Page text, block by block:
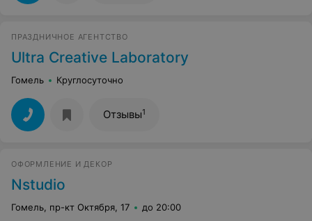
ПРАЗДНИЧНОЕ АГЕНТСТВО
Ultra Creative Laboratory
Гомель Круглосуточно
Отзывы1
ОФОРМЛЕНИЕ И ДЕКОР
Nstudio
Гомель, пр-кт Октября, 17 до 20:00